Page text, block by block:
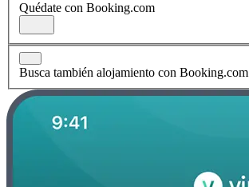
Quédate con Booking.com
Busca también alojamiento con Booking.com